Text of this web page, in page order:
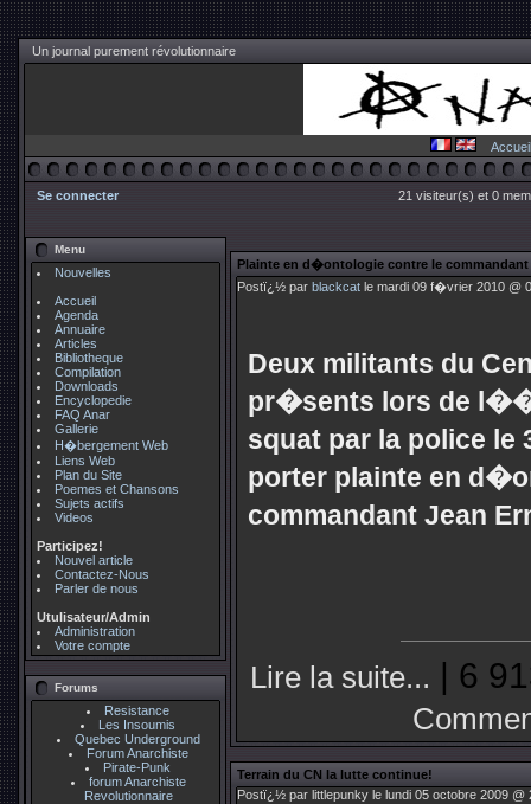
Un journal purement révolutionnaire
Accueil
Se connecter 21 visiteur(s) et 0
Menu
Nouvelles
Accueil
Agenda
Annuaire
Articles
Bibliotheque
Compilation
Downloads
Encyclopedie
FAQ Anar
Gallerie
H�bergement Web
Liens Web
Plan du Site
Poemes et Chansons
Sujets actifs
Videos
Participez!
Nouvel article
Contactez-Nous
Parler de nous
Utulisateur/Admin
Administration
Votre compte
Forums
Resistance
Les Insoumis
Quebec Underground
Forum Anarchiste
Pirate-Punk
forum Anarchiste
Revolutionnaire
Plainte en d�ontologie contre le commandant
Postï¿½ par blackcat le mardi 09 f�vrier 2010 @
Deux militants du
pr�sents lors de
squat par la police
porter plainte en
commandant Jean
Lire la suite... | 6
Terrain du CN la lutte continue!
Postï¿½ par littlepunky le lundi 05 octobre 2009 @